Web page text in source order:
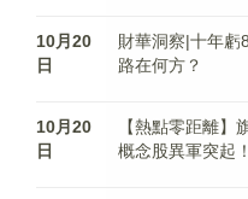
10月20
日
財華洞察|十年虧
路在何方？
10月20
日
【熱點零距離】
概念股異軍突起！